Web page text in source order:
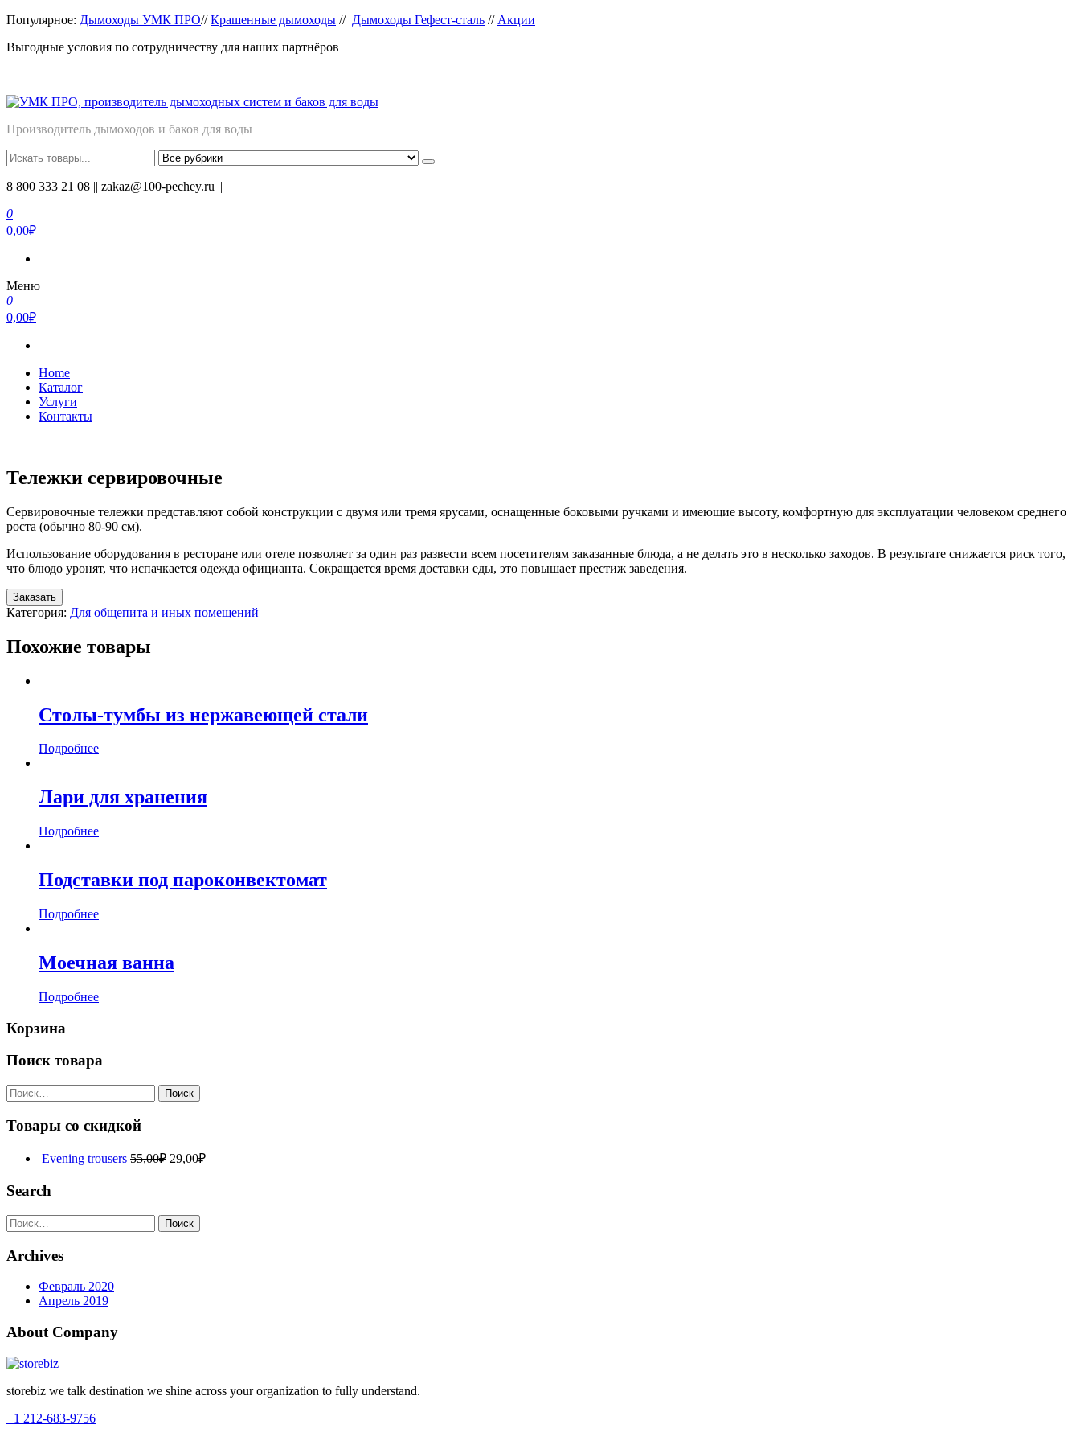
Перейти
содержимому
Популярное: Дымоходы УМК ПРО//Крашенные дымоходы // Дымоходы Гефест-сталь // Акции
Выгодные условия по сотрудничеству для наших партнёров
Производитель дымоходов и баков для воды
8 800 333 21 08 || zakaz@100-pechey.ru ||
0
0,00₽
Меню
0
0,00₽
Home
Каталог
Услуги
Контакты
Тележки сервировочные
Сервировочные тележки представляют собой конструкции с двумя или тремя ярусами, оснащенные боковыми ручками и имеющие высоту, комфортную для эксплуатации человеком среднего
роста (обычно 80-90 см).
Использование оборудования в ресторане или отеле позволяет за один раз развести всем посетителям заказанные блюда, а не делать это в несколько заходов. В результате снижается риск того,
что блюдо уронят, что испачкается одежда официанта. Сокращается время доставки еды, это повышает престиж заведения.
Заказать
Категория: Для общепита и иных помещений
Похожие товары
Столы-тумбы из нержавеющей стали
Подробнее
Лари для хранения
Подробнее
Подставки под пароконвектомат
Подробнее
Моечная ванна
Подробнее
Корзина
Поиск товара
Найти:
Товары со скидкой
Evening trousers 55,00₽ 29,00₽
Search
Найти:
Archives
Февраль 2020
Апрель 2019
About Company
storebiz we talk destination we shine across your organization to fully understand.
+1 212-683-9756